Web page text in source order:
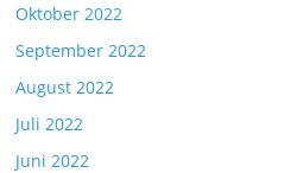
Oktober 2022
September 2022
August 2022
Juli 2022
Juni 2022